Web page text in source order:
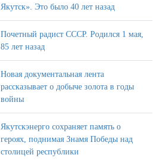
Якутск». Это было 40 лет назад
Почетный радист СССР. Родился 1 мая,
85 лет назад
Новая документальная лента
рассказывает о добыче золота в годы
войны
Якутскэнерго сохраняет память о
героях, поднимая Знамя Победы над
столицей республики